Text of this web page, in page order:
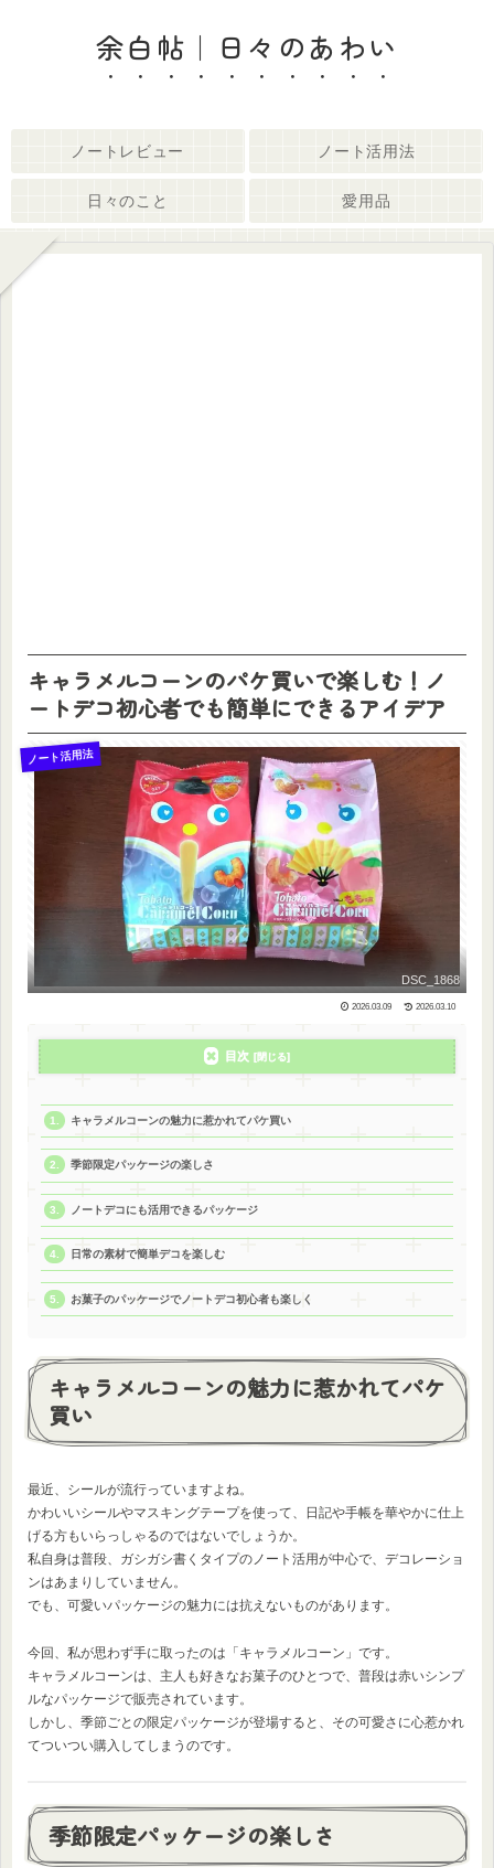
余白帖｜日々のあわい
ノートレビュー ノート活用法
日々のこと 愛用品
キャラメルコーンのパケ買いで楽しむ！ノ
ートデコ初心者でも簡単にできるアイデア
ノート活用法
DSC_1868
2026.03.09 2026.03.10
目次
キャラメルコーンの魅力に惹かれてパケ買い
季節限定パッケージの楽しさ
ノートデコにも活用できるパッケージ
日常の素材で簡単デコを楽しむ
お菓子のパッケージでノートデコ初心者も楽しく
キャラメルコーンの魅力に惹かれてパケ
買い
最近、シールが流行っていますよね。
かわいいシールやマスキングテープを使って、日記や手帳を華やかに仕上
げる方もいらっしゃるのではないでしょうか。
私自身は普段、ガシガシ書くタイプのノート活用が中心で、デコレーショ
ンはあまりしていません。
でも、可愛いパッケージの魅力には抗えないものがあります。
今回、私が思わず手に取ったのは「キャラメルコーン」です。
キャラメルコーンは、主人も好きなお菓子のひとつで、普段は赤いシンプ
ルなパッケージで販売されています。
しかし、季節ごとの限定パッケージが登場すると、その可愛さに心惹かれ
てついつい購入してしまうのです。
季節限定パッケージの楽しさ